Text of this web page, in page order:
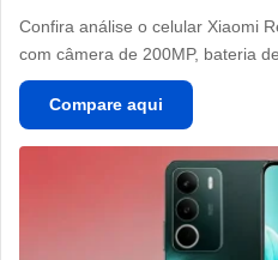
Confira análise o celular Xiaomi
com câmera de 200MP, bateria
Compare aqui